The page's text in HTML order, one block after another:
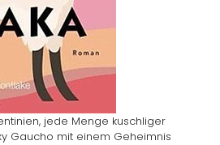
jede Menge kuschliger
Gaucho mit einem Geheimnis